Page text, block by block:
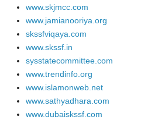
www.skjmcc.com
www.jamianooriya.org
skssfviqaya.com
www.skssf.in
sysstatecommittee.com
www.trendinfo.org
www.islamonweb.net
www.sathyadhara.com
www.dubaiskssf.com